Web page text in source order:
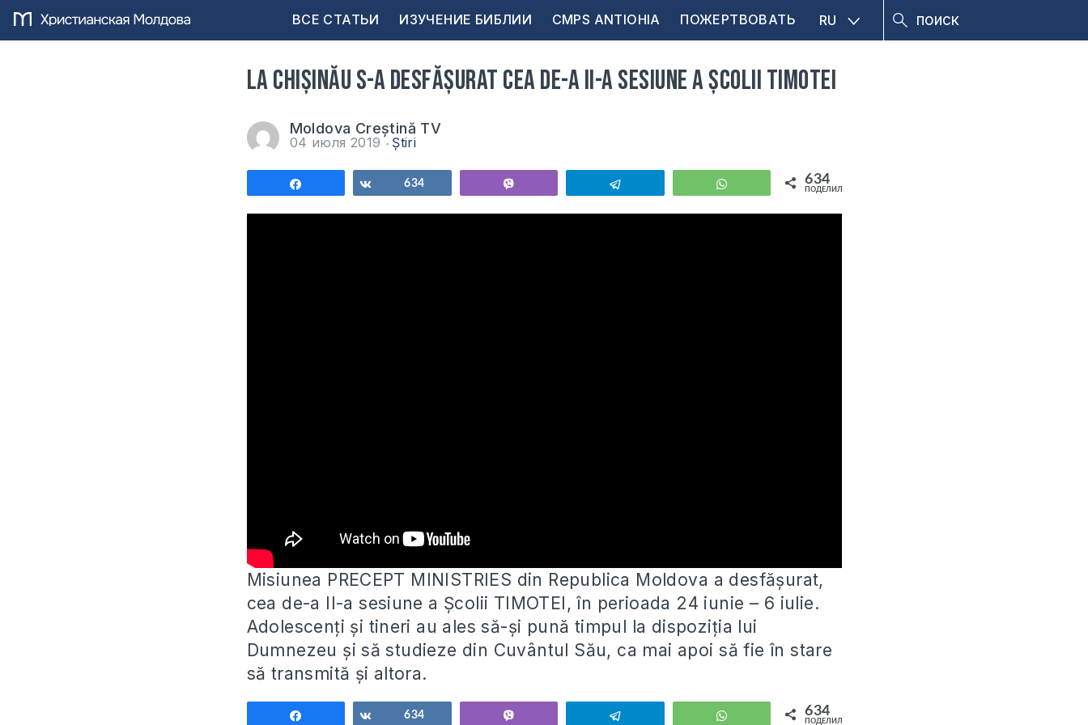
ВСЕ СТАТЬИ ИЗУЧЕНИЕ БИБЛИИ CMPS ANTIOHIA ПОЖЕРТВОВАТЬ RU
La Chișinău s-a desfășurat cea de-a II-a sesiune a Școlii Timotei
Moldova Creștină TV
04 июля 2019 Știri
Поделиться Поделиться
634 WhatsApp 634
ПОДЕЛИЛИСЬ
Misiunea PRECEPT MINISTRIES din Republica Moldova a desfășurat,
cea de-a II-a sesiune a Școlii TIMOTEI, în perioada 24 iunie – 6 iulie.
Adolescenți și tineri au ales să-și pună timpul la dispoziția lui
Dumnezeu și să studieze din Cuvântul Său, ca mai apoi să fie în stare
să transmită și altora.
Поделиться Поделиться
634 WhatsApp 634
ПОДЕЛИЛИСЬ